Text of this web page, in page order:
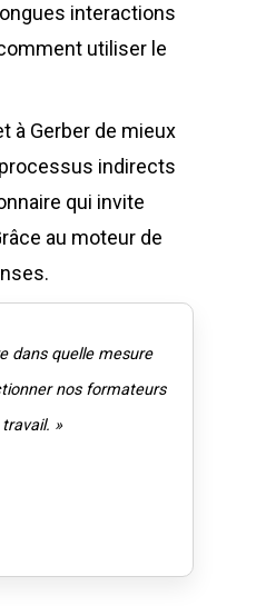
interactions
utiliser le
à Gerber de mieux
indirects
qui invite
au moteur de
dans quelle mesure
nos formateurs
»